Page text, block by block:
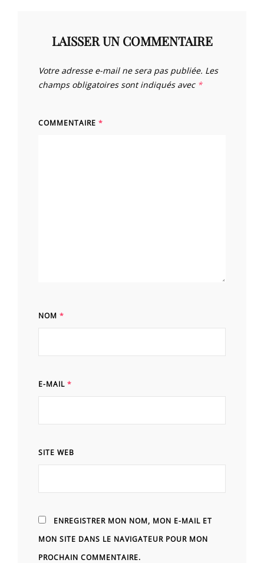
LAISSER UN COMMENTAIRE
Votre adresse e-mail ne sera pas publiée. Les
champs obligatoires sont indiqués avec *
COMMENTAIRE *
NOM *
E-MAIL *
SITE WEB
ENREGISTRER MON NOM, MON E-MAIL ET
MON SITE DANS LE NAVIGATEUR POUR MON
PROCHAIN COMMENTAIRE.